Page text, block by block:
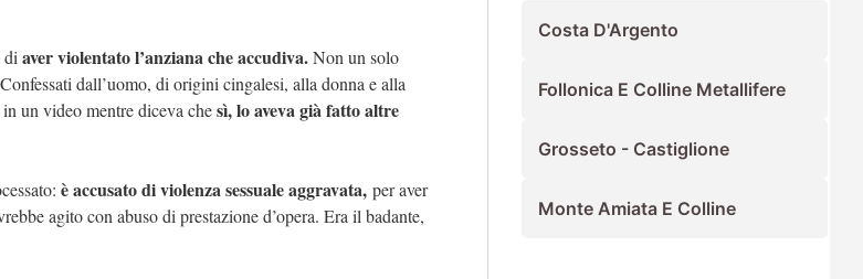
di aver violentato l’anziana che accudiva.Non un solo
dall’uomo, di origini cingalesi, alla donna e alla
un video mentre diceva chesì, lo aveva già fatto altre
è accusato di violenza sessuale aggravata, per aver
agito con abuso di prestazione d’opera. Era il badante,
Costa D'Argento
Follonica E Colline Metallifere
Grosseto - Castiglione
Monte Amiata E Colline